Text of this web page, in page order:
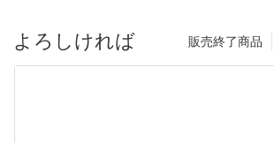
よろしければ 販売終了商品